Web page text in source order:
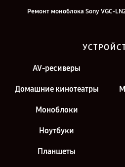
Ремонт моноблока Sony VGC-
AV-ресиверы
Домашние кинотеатры
Моноблоки
Ноутбуки
Планшеты